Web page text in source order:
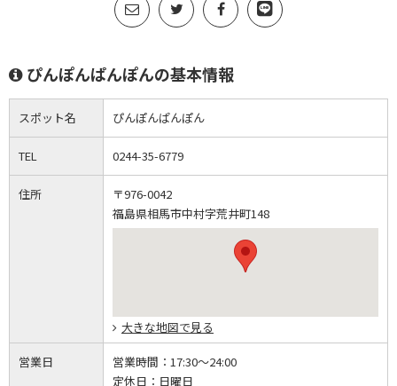
ぴんぽんぱんぽんの基本情報
スポット名 ぴんぽんぱんぽん
TEL 0244-35-6779
住所
〒976-0042
福島県相馬市中村字荒井町148
大きな地図で見る
営業日 営業時間： 17:30～24:00
定休日： 日曜日